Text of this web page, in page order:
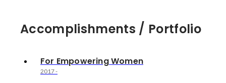
Accomplishments / Portfolio
For Empowering Women
2017-